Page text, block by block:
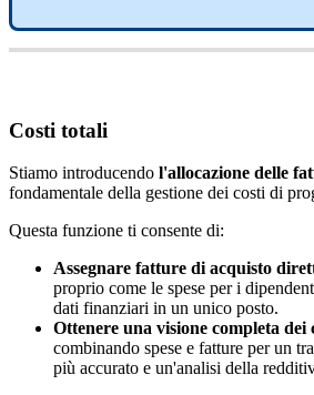
Costi totali
Stiamo introducendo l'allocazione delle
fondamentale della gestione dei costi di
Questa funzione ti consente di:
Assegnare fatture di acquisto
proprio come le spese per i
dati finanziari in un unico posto.
Ottenere una visione completa dei
combinando spese e fatture per un
più accurato e un'analisi della